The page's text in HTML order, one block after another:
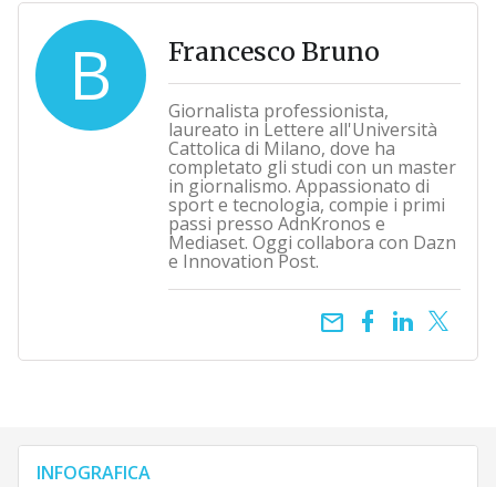
B Francesco Bruno
Giornalista professionista,
laureato in Lettere all'Università
Cattolica di Milano, dove ha
completato gli studi con un master
in giornalismo. Appassionato di
sport e tecnologia, compie i primi
passi presso AdnKronos e
Mediaset. Oggi collabora con Dazn
e Innovation Post.
email
INFOGRAFICA